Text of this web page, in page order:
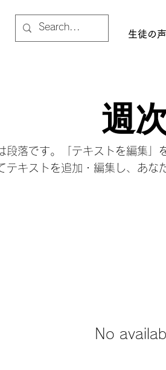
生徒の声
週
段落です。「テキストを編集」
テキストを追加・編集し、あな
No